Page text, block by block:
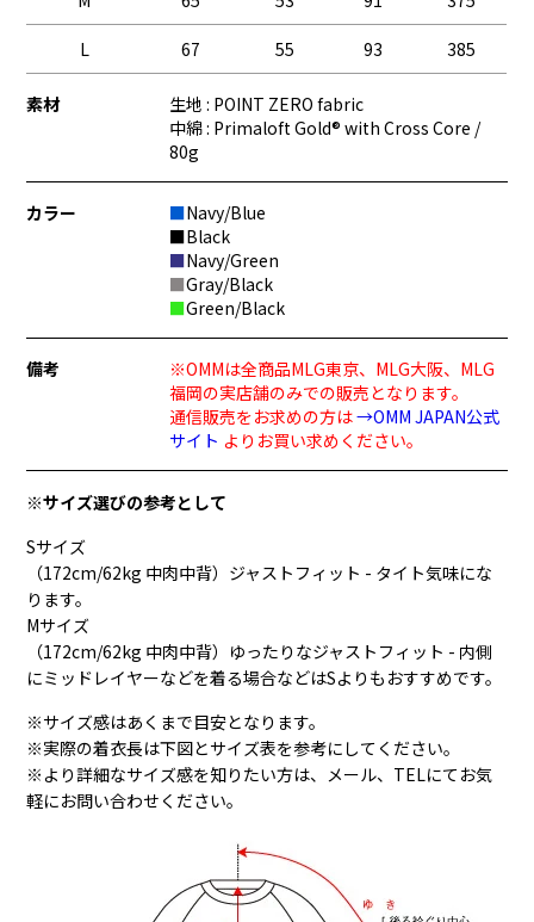
L 67 55 93 385
素材
生地 : POINT ZERO fabric
中綿 : Primaloft Gold® with Cross Core /
80g
カラー ■Navy/Blue
■Black
■Navy/Green
■Gray/Black
■Green/Black
備考
※OMMは全商品MLG東京、MLG大阪、MLG
福岡の実店舗のみでの販売となります。
通信販売をお求めの方は→OMM JAPAN公式
サイト よりお買い求めください。
※サイズ選びの参考として
Sサイズ
（172cm/62kg 中肉中背）ジャストフィット - タイト気味にな
ります。
Mサイズ
（172cm/62kg 中肉中背）ゆったりなジャストフィット - 内側
にミッドレイヤーなどを着る場合などはSよりもおすすめです。
※サイズ感はあくまで目安となります。
※実際の着衣長は下図とサイズ表を参考にしてください。
※より詳細なサイズ感を知りたい方は、メール、TELにてお気
軽にお問い合わせください。